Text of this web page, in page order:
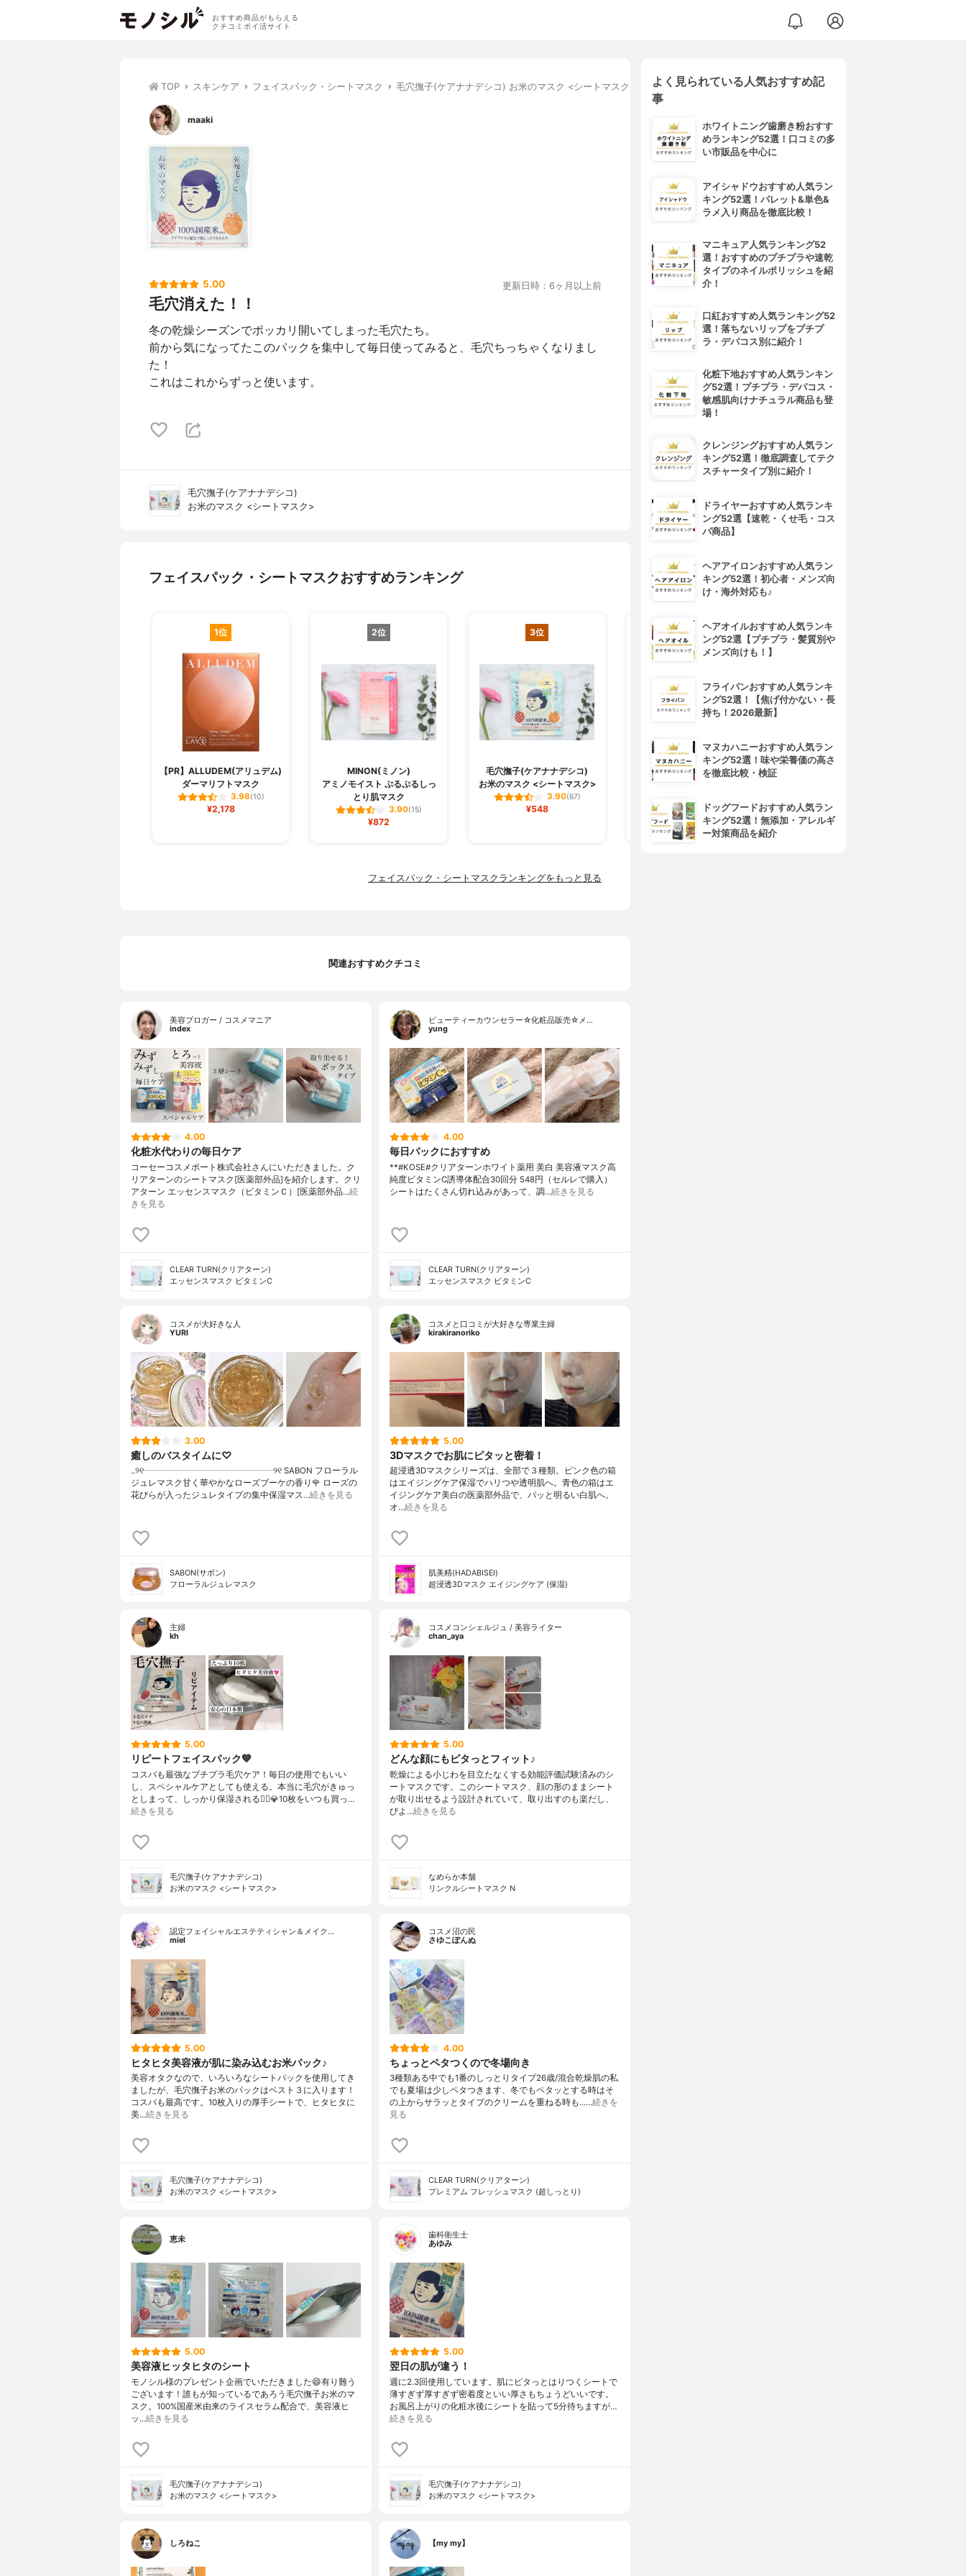
おすすめ商品がもらえる
クチコミポイ活サイト
TOP スキンケア フェイスパック・シートマスク 毛穴撫子(ケアナナデシコ) お米のマスク <シートマスク>
maaki
5.00 更新日時：6ヶ月以上前
毛穴消えた！！
冬の乾燥シーズンでポッカリ開いてしまった毛穴たち。
前から気になってたこのパックを集中して毎日使ってみると、毛穴ちっちゃくなりまし
た！
これはこれからずっと使います。
毛穴撫子(ケアナナデシコ)
お米のマスク <シートマスク>
フェイスパック・シートマスクおすすめランキング
1位
【PR】ALLUDEM(アリュデム)
ダーマリフトマスク
3.98(10)
¥2,178
2位
MINON(ミノン)
アミノモイスト ぷるぷるしっ
とり肌マスク
3.90(15)
¥872
3位
毛穴撫子(ケアナナデシコ)
お米のマスク <シートマスク>
3.90(67)
¥548
4位
Barrier Repair(バリアリペア)
シートマスク しっとり
¥426
フェイスパック・シートマスクランキングをもっと見る
関連おすすめクチコミ
美容ブロガー / コスメマニア
index
4.00
化粧水代わりの毎日ケア
コーセーコスメポート株式会社さんにいただきました。ク
リアターンのシートマスク[医薬部外品]を紹介します。クリ
アターン エッセンスマスク（ビタミンＣ）[医薬部外品…続
きを見る
CLEAR TURN(クリアターン)
エッセンスマスク ビタミンC
ビューティーカウンセラー☆化粧品販売☆メ…
yung
4.00
毎日パックにおすすめ
**#KOSE#クリアターンホワイト薬用 美白 美容液マスク高
純度ビタミンC誘導体配合⁡30回分 548円（セルレで購入）⁡
シートはたくさん切れ込みがあって、調…続きを見る
CLEAR TURN(クリアターン)
エッセンスマスク ビタミンC
コスメが大好きな人
YURI
3.00
癒しのバスタイムに♡
..୨୧┈┈┈┈┈┈┈┈┈┈┈┈┈┈┈୨୧ SABON フローラル
ジュレマスク甘く華やかなローズブーケの香り🌹 ローズの
花びらが入ったジュレタイプの集中保湿マス…続きを見る
SABON(サボン)
フローラルジュレマスク
コスメと口コミが大好きな専業主婦
kirakiranoriko
5.00
3Dマスクでお肌にピタッと密着！
超浸透3Dマスクシリーズは、全部で３種類。ピンク色の箱
はエイジングケア保湿でハリつや透明肌へ。青色の箱はエ
イジングケア美白の医薬部外品で、パッと明るい白肌へ。
オ…続きを見る
肌美精(HADABISEI)
超浸透3Dマスク エイジングケア (保湿)
主婦
kh
5.00
リピートフェイスパック💙
コスパも最強なプチプラ毛穴ケア！毎日の使用でもいい
し、スペシャルケアとしても使える。本当に毛穴がきゅっ
としまって、しっかり保湿される🙆‍♀️💎10枚をいつも買っ…
続きを見る
毛穴撫子(ケアナナデシコ)
お米のマスク <シートマスク>
コスメコンシェルジュ / 美容ライター
chan_aya
5.00
どんな顔にもピタっとフィット♪
乾燥による小じわを目立たなくする効能評価試験済みのシ
ートマスクです。このシートマスク、顔の形のままシート
が取り出せるよう設計されていて、取り出すのも楽だし、
びよ…続きを見る
なめらか本舗
リンクルシートマスク N
認定フェイシャルエステティシャン＆メイク…
miel
5.00
ヒタヒタ美容液が肌に染み込むお米パック♪
美容オタクなので、いろいろなシートパックを使用してき
ましたが、毛穴撫子お米のパックはベスト３に入ります！
コスパも最高です。10枚入りの厚手シートで、ヒタヒタに
美…続きを見る
毛穴撫子(ケアナナデシコ)
お米のマスク <シートマスク>
コスメ沼の民
さゆこぽんぬ
4.00
ちょっとペタつくので冬場向き
3種類ある中でも1番のしっとりタイプ26歳/混合乾燥肌の私
でも夏場は少しペタつきます、冬でもペタッとする時はそ
の上からサラッとタイプのクリームを重ねる時も...…続きを
見る
CLEAR TURN(クリアターン)
プレミアム フレッシュマスク (超しっとり)
恵未
5.00
美容液ヒッタヒタのシート
モノシル様のプレゼント企画でいただきました😄有り難う
ございます！誰もが知っているであろう毛穴撫子お米のマ
スク。100%国産米由来のライスセラム配合で、美容液ヒ
ッ…続きを見る
毛穴撫子(ケアナナデシコ)
お米のマスク <シートマスク>
歯科衛生士
あゆみ
5.00
翌日の肌が違う！
週に2.3回使用しています。肌にピタっとはりつくシートで
薄すぎず厚すぎず密着度といい厚さもちょうどいいです。
お風呂上がりの化粧水後にシートを貼って5分待ちますが…
続きを見る
毛穴撫子(ケアナナデシコ)
お米のマスク <シートマスク>
しろねこ 【my my】
よく見られている人気おすすめ記
事
ホワイトニング歯磨き粉おすす
めランキング52選！口コミの多
い市販品を中心に
アイシャドウおすすめ人気ラン
キング52選！パレット&単色&
ラメ入り商品を徹底比較！
マニキュア人気ランキング52
選！おすすめのプチプラや速乾
タイプのネイルポリッシュを紹
介！
口紅おすすめ人気ランキング52
選！落ちないリップをプチプ
ラ・デパコス別に紹介！
化粧下地おすすめ人気ランキン
グ52選！プチプラ・デパコス・
敏感肌向けナチュラル商品も登
場！
クレンジングおすすめ人気ラン
キング52選！徹底調査してテク
スチャータイプ別に紹介！
ドライヤーおすすめ人気ランキ
ング52選【速乾・くせ毛・コス
パ商品】
ヘアアイロンおすすめ人気ラン
キング52選！初心者・メンズ向
け・海外対応も♪
ヘアオイルおすすめ人気ランキ
ング52選【プチプラ・髪質別や
メンズ向けも！】
フライパンおすすめ人気ランキ
ング52選！【焦げ付かない・長
持ち！2026最新】
マヌカハニーおすすめ人気ラン
キング52選！味や栄養価の高さ
を徹底比較・検証
ドッグフードおすすめ人気ラン
キング52選！無添加・アレルギ
ー対策商品を紹介